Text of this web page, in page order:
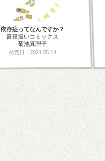
依存症ってなんですか？
書籍扱いコミックス
菊池真理子
発売日：2021.05.14